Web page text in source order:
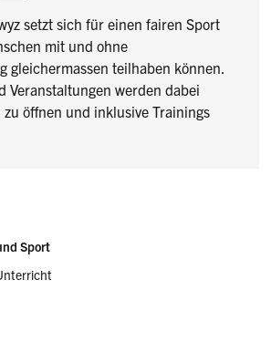
setzt sich für einen fairen Sport
mit und ohne
gleichermassen teilhaben können.
Veranstaltungen werden dabei
öffnen und inklusive Trainings
Sport